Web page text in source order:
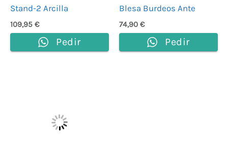
Stand-2 Arcilla
109,95 €
Pedir
Blesa Burdeos Ante
74,90 €
Pedir